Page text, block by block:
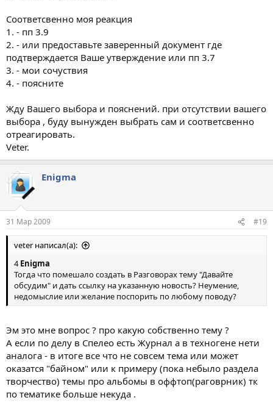
Соответсвенно моя реакция
1. - пп 3.9
2. - или предоставьте заверенный документ где
подтверждается Ваше утверждение или пп 3.7
3. - мои сочуствия
4. - поясните
Жду Вашего выбора и пояснений. при отсутствии вашего
выбора , буду вынужден выбрать сам и соответсвенно
отреагировать.
Veter.
Enigma
31 Мар 2009 #19
veter написал(а):
4Enigma
Тогда что помешало создать в Разговорах тему "Давайте
обсудим" и дать ссылку на указанную новость? Неумение,
недомыслие или желание поспорить по любому поводу?
Эм это мне вопрос ? про какую собственно тему ?
А если по делу в Спелео есть Журнал а в техногене нети
аналога - в итоге все что не совсем тема или может
оказатся "байном" или к примеру (пока небыло раздела
творчество) темы про альбомы в оффтоп(раговрник) тк
по тематике больше некуда .